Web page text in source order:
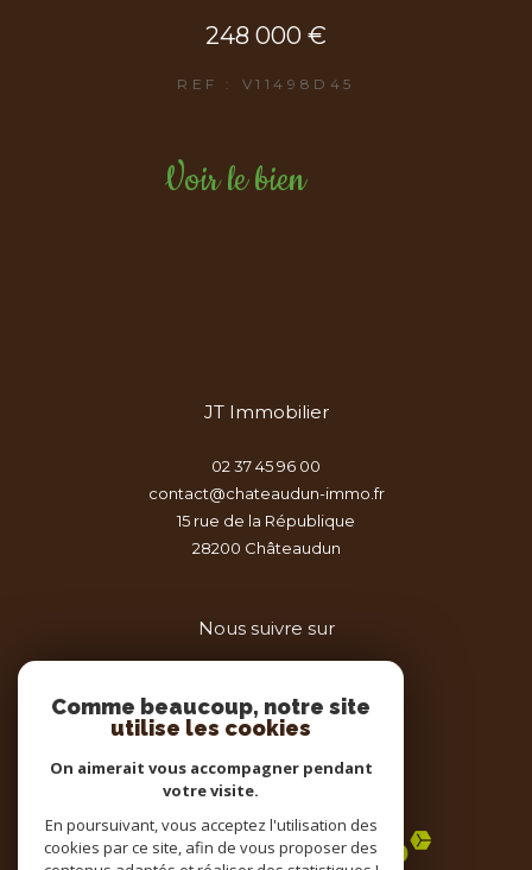
248 000 €
REF : V11498D45
Voir le bien
JT Immobilier
02 37 45 96 00
contact@chateaudun-immo.fr
15 rue de la République
28200
châteaudun
Nous suivre sur
Adhérents
Comme beaucoup, notre site
utilise les cookies
On aimerait vous accompagner pendant
votre visite.
En poursuivant, vous acceptez l'utilisation des
cookies par ce site, afin de vous proposer des